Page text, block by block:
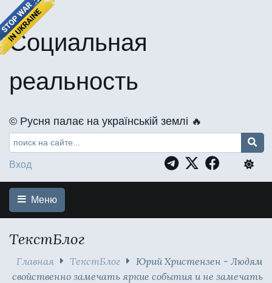
Социальная
реальность
©️ Русня палає на українській землі 🔥
Вход
Меню
ТекстБлог
Главная ТекстБлог
Юрий Христензен - Людям
свойственно замечать яркие события и не замечать